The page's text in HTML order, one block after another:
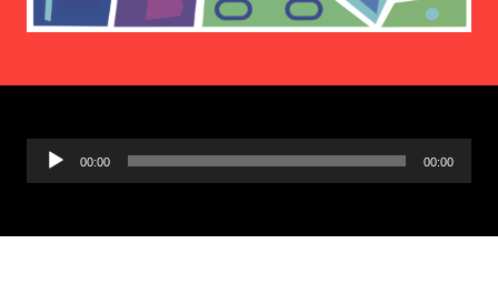
Ljudspelare
00:00 00:00